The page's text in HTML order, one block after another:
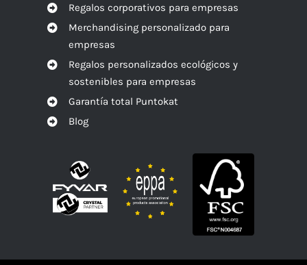
Regalos corporativos para empresas
Merchandising personalizado para
empresas
Regalos personalizados ecológicos y
sostenibles para empresas
Garantía total Puntokat
Blog